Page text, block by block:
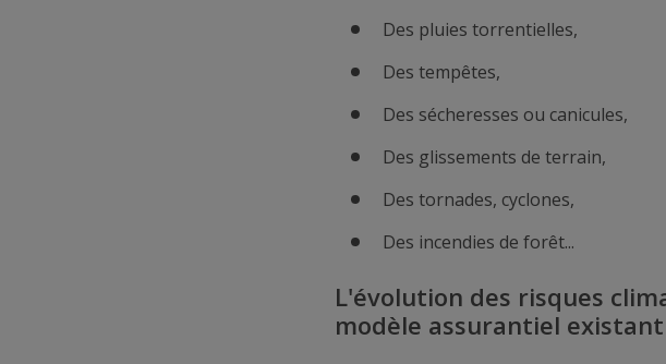
Des pluies torrentielles,
Des tempêtes,
Des sécheresses ou canicules,
Des glissements de terrain,
Des tornades, cyclones,
Des incendies de forêt...
L'évolution des risques
modèle assurantiel existant